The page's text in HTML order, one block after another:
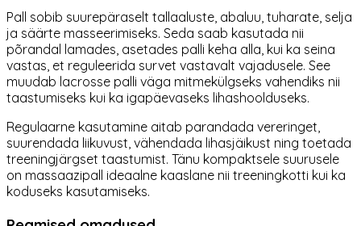
Pall sobib suurepäraselt tallaaluste, abaluu, tuharate, selja
ja säärte masseerimiseks. Seda saab kasutada nii
põrandal lamades, asetades palli keha alla, kui ka seina
vastas, et reguleerida survet vastavalt vajadusele. See
muudab lacrosse palli väga mitmekülgseks vahendiks nii
taastumiseks kui ka igapäevaseks lihashoolduseks.
Regulaarne kasutamine aitab parandada vereringet,
suurendada liikuvust, vähendada lihasjäikust ning toetada
treeningjärgset taastumist. Tänu kompaktsele suurusele
on massaazipall ideaalne kaaslane nii treeningkotti kui ka
koduseks kasutamiseks.